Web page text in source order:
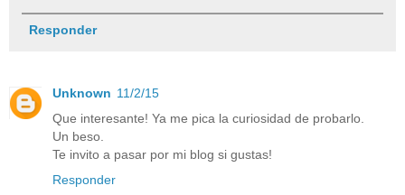
Responder
Unknown 11/2/15
Que interesante! Ya me pica la curiosidad de probarlo.
Un beso.
Te invito a pasar por mi blog si gustas!
Responder